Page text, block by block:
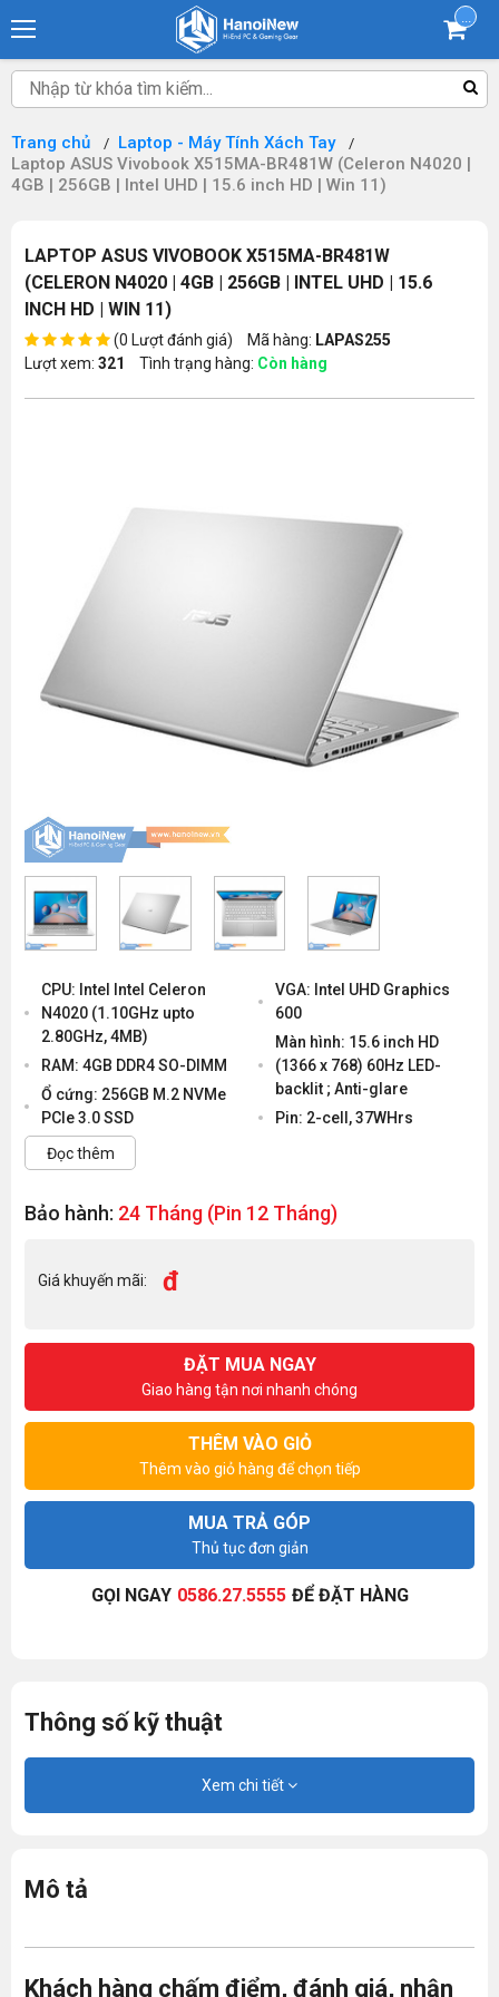
Trang chủ
Laptop - Máy Tính Xách Tay
Laptop ASUS Vivobook X515MA-BR481W (Celeron N4020 |
4GB | 256GB | Intel UHD | 15.6 inch HD | Win 11)
LAPTOP ASUS VIVOBOOK X515MA-BR481W
(CELERON N4020 | 4GB | 256GB | INTEL UHD | 15.6
INCH HD | WIN 11)
(0 Lượt đánh giá) Mã hàng: LAPAS255
Lượt xem: 321 Tình trạng hàng: Còn hàng
CPU: Intel Intel Celeron
N4020 (1.10GHz upto
2.80GHz, 4MB)
RAM: 4GB DDR4 SO-DIMM
Ổ cứng: 256GB M.2 NVMe
PCIe 3.0 SSD
VGA: Intel UHD Graphics
600
Màn hình: 15.6 inch HD
(1366 x 768) 60Hz LED-
backlit ; Anti-glare
Pin: 2-cell, 37WHrs
Đọc thêm
Bảo hành: 24 Tháng (Pin 12 Tháng)
Giá khuyến mãi: đ
ĐẶT MUA NGAY
Giao hàng tận nơi nhanh chóng
THÊM VÀO GIỎ
Thêm vào giỏ hàng để chọn tiếp
MUA TRẢ GÓP
Thủ tục đơn giản
GỌI NGAY 0586.27.5555 ĐỂ ĐẶT HÀNG
Mô tả
Khách hàng chấm điểm, đánh giá, nhận
Thông số kỹ thuật
Xem chi tiết